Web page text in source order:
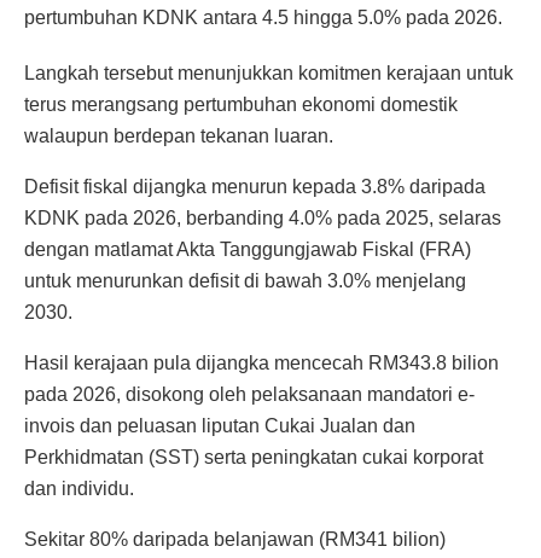
pertumbuhan KDNK antara 4.5 hingga 5.0% pada 2026.
Langkah tersebut menunjukkan komitmen kerajaan untuk
terus merangsang pertumbuhan ekonomi domestik
walaupun berdepan tekanan luaran.
Defisit fiskal dijangka menurun kepada 3.8% daripada
KDNK pada 2026, berbanding 4.0% pada 2025, selaras
dengan matlamat Akta Tanggungjawab Fiskal (FRA)
untuk menurunkan defisit di bawah 3.0% menjelang
2030.
Hasil kerajaan pula dijangka mencecah RM343.8 bilion
pada 2026, disokong oleh pelaksanaan mandatori e-
invois dan peluasan liputan Cukai Jualan dan
Perkhidmatan (SST) serta peningkatan cukai korporat
dan individu.
Sekitar 80% daripada belanjawan (RM341 bilion)